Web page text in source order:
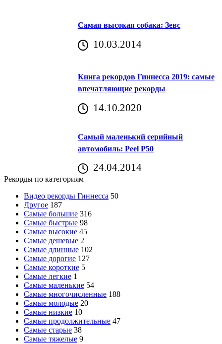
Самая высокая собака: Зевс
10.03.2014
Книга рекордов Гиннесса 2019: самые
впечатляющие рекорды
14.10.2020
Самый маленький серийный
автомобиль: Peel P50
24.04.2014
Рекорды по категориям
Видео рекорды Гиннесса 50
Другое 187
Самые большие 316
Самые быстрые 98
Самые высокие 45
Самые дешевые 2
Самые длинные 102
Самые дорогие 127
Самые короткие 5
Самые легкие 1
Самые маленькие 54
Самые многочисленные 188
Самые молодые 20
Самые низкие 10
Самые продолжительные 47
Самые старые 38
Самые тяжелые 9